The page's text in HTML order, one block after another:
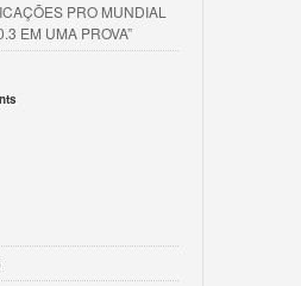
PRO MUNDIAL
EM UMA PROVA”